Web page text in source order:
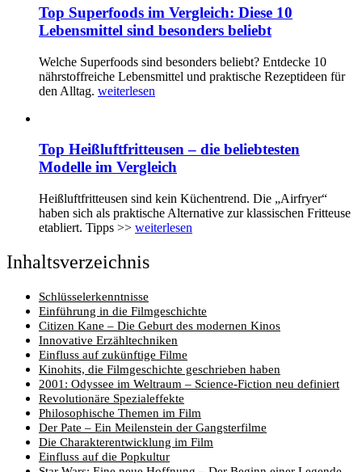
Top Superfoods im Vergleich: Diese 10
Lebensmittel sind besonders beliebt
Welche Superfoods sind besonders beliebt? Entdecke 10
nährstoffreiche Lebensmittel und praktische Rezeptideen für
den Alltag. weiterlesen
Top Heißluftfritteusen – die beliebtesten
Modelle im Vergleich
Heißluftfritteusen sind kein Küchentrend. Die „Airfryer“
haben sich als praktische Alternative zur klassischen Fritteuse
etabliert. Tipps >> weiterlesen
Inhaltsverzeichnis
Schlüsselerkenntnisse
Einführung in die Filmgeschichte
Citizen Kane – Die Geburt des modernen Kinos
Innovative Erzähltechniken
Einfluss auf zukünftige Filme
Kinohits, die Filmgeschichte geschrieben haben
2001: Odyssee im Weltraum – Science-Fiction neu definiert
Revolutionäre Spezialeffekte
Philosophische Themen im Film
Der Pate – Ein Meilenstein der Gangsterfilme
Die Charakterentwicklung im Film
Einfluss auf die Popkultur